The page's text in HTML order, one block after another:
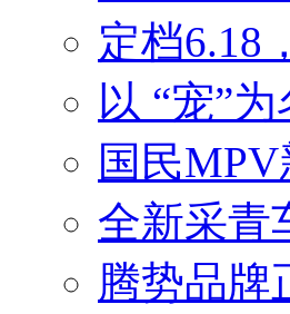
定档6.18
以 “宠”
国民
全新采青
腾势品牌